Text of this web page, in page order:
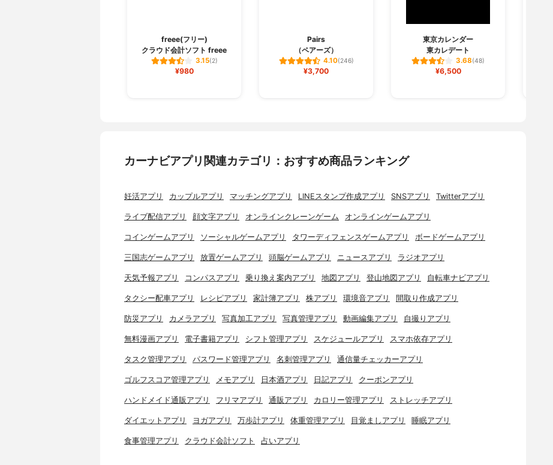
freee(フリー)
クラウド会計ソフト freee
3.15(2)
¥980
Pairs
（ペアーズ）
4.10(246)
¥3,700
東京カレンダー
東カレデート
3.68(48)
¥6,500
カーナビアプリ関連カテゴリ：おすすめ商品ランキング
妊活アプリ カップルアプリ マッチングアプリ LINEスタンプ作成アプリ SNSアプリ Twitterアプリ
ライブ配信アプリ 顔文字アプリ オンラインクレーンゲーム オンラインゲームアプリ
コインゲームアプリ ソーシャルゲームアプリ タワーディフェンスゲームアプリ ボードゲームアプリ
三国志ゲームアプリ 放置ゲームアプリ 頭脳ゲームアプリ ニュースアプリ ラジオアプリ
天気予報アプリ コンパスアプリ 乗り換え案内アプリ 地図アプリ 登山地図アプリ 自転車ナビアプリ
タクシー配車アプリ レシピアプリ 家計簿アプリ 株アプリ 環境音アプリ 間取り作成アプリ
防災アプリ カメラアプリ 写真加工アプリ 写真管理アプリ 動画編集アプリ 自撮りアプリ
無料漫画アプリ 電子書籍アプリ シフト管理アプリ スケジュールアプリ スマホ依存アプリ
タスク管理アプリ パスワード管理アプリ 名刺管理アプリ 通信量チェッカーアプリ
ゴルフスコア管理アプリ メモアプリ 日本酒アプリ 日記アプリ クーポンアプリ
ハンドメイド通販アプリ フリマアプリ 通販アプリ カロリー管理アプリ ストレッチアプリ
ダイエットアプリ ヨガアプリ 万歩計アプリ 体重管理アプリ 目覚ましアプリ 睡眠アプリ
食事管理アプリ クラウド会計ソフト 占いアプリ